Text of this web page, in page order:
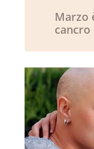
Marzo
cancro